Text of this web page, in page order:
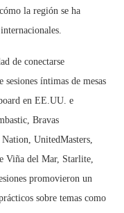
la región se ha
de conectarse
íntimas de mesas
en EE.UU. e
Bravas
UnitedMasters,
Viña del Mar, Starlite,
promovieron un
sobre temas como